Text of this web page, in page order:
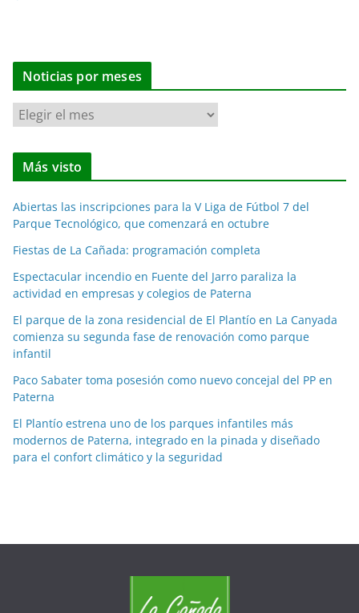
Noticias por meses
N
o
t
i
a
s
p
o
m
e
e
Más visto
Abiertas las inscripciones para la V Liga de Fútbol 7 del
Parque Tecnológico, que comenzará en octubre
Fiestas de La Cañada: programación completa
Espectacular incendio en Fuente del Jarro paraliza la
actividad en empresas y colegios de Paterna
El parque de la zona residencial de El Plantío en La Canyada
comienza su segunda fase de renovación como parque
infantil
Paco Sabater toma posesión como nuevo concejal del PP en
Paterna
El Plantío estrena uno de los parques infantiles más
modernos de Paterna, integrado en la pinada y diseñado
para el confort climático y la seguridad